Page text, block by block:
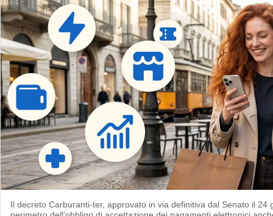
Il decreto Carburanti-ter, approvato in via definitiva dal Senato il 24